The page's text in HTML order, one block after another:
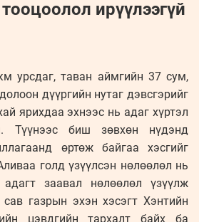
ирүүлээгүй
урсдаг, таван аймгийн 37 сум,
дүүргийн нутаг дэвсгэрийг
ярихдаа эхнээс нь адаг хүртэл
Түүнээс биш зөвхөн нүдэнд
өртөж байгаа хэсгийг
голд үзүүлсэн нөлөөлөл нь
заавал нөлөөлөл үзүүлж
газрын эхэн хэсэгт Хэнтийн
цэвдгийн тархалт байх ба